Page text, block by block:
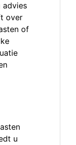
advies
over
of
u